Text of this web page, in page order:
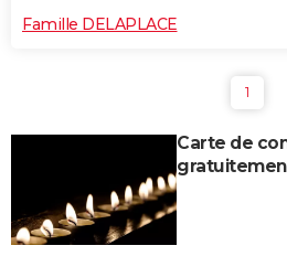
Famille DELAPLACE
1
Carte de